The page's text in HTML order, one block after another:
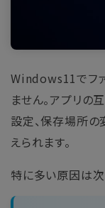
Windows11でフ
ません。アプリの
設定、保存場所の
えられます。
特に多い原因は次